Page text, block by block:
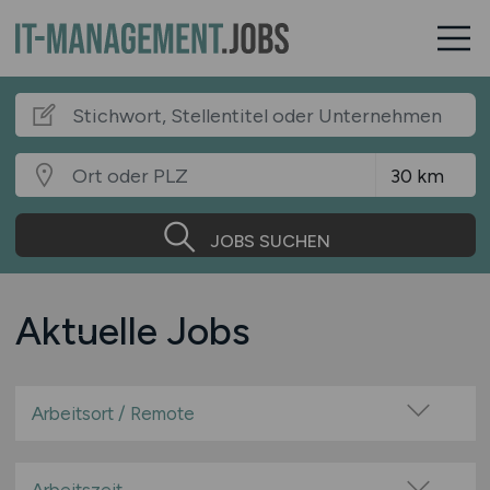
JOBS SUCHEN
Aktuelle Jobs
Arbeitsort / Remote